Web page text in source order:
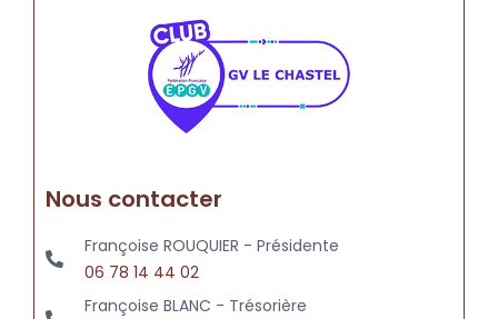
Nous contacter
Françoise ROUQUIER - Présidente
06 78 14 44 02
Françoise BLANC - Trésorière